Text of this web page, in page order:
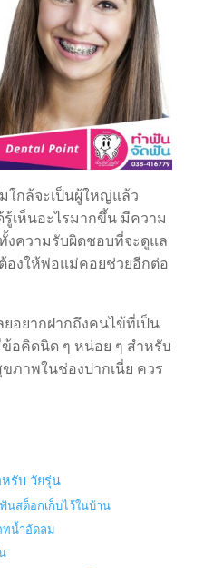
ใกล้จะเป็นผู้ใหญ่แล้ว
รู้เห็นอะไรมากขึ้น มีความ
ความรับผิดชอบที่จะดูแล
องให้พ่อแม่คอยช่วยอีกต่อ
อยากฝากถึงคนไข้ที่เป็น
ข้อคิดนิด ๆ หน่อย ๆ สำหรับ
ขภาพในช่องปากเนี่ย ควร
รับ วัยรุ่น
สต็อกเก็บไว้ในบ้าน
ทน้ำอัดลม